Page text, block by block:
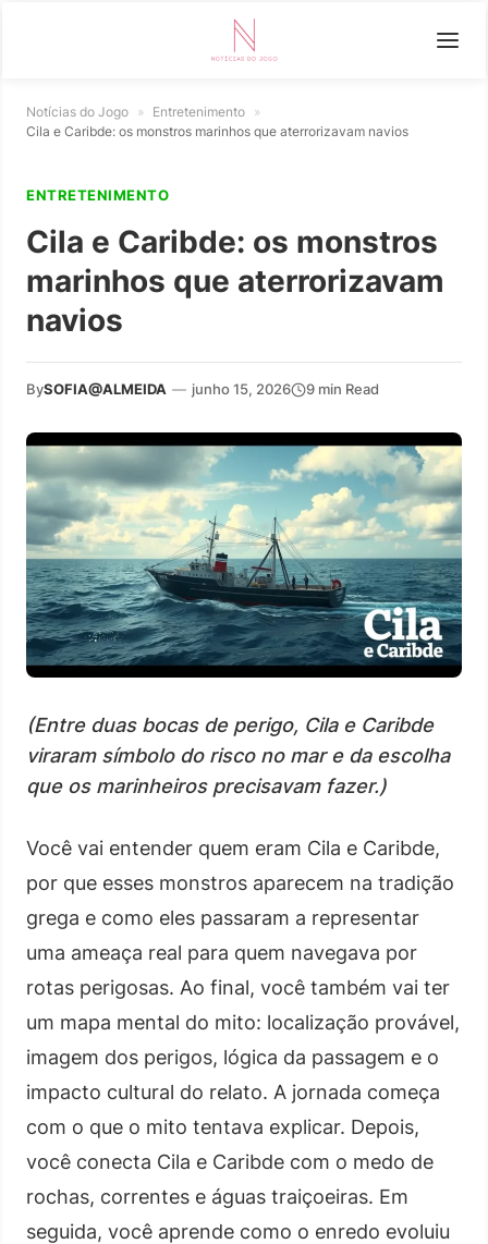
Notícias do Jogo » Entretenimento »
Cila e Caribde: os monstros marinhos que aterrorizavam navios
ENTRETENIMENTO
Cila e Caribde: os monstros
marinhos que aterrorizavam
navios
BySOFIA@ALMEIDA — junho 15, 2026 9 min Read
(Entre duas bocas de perigo, Cila e Caribde
viraram símbolo do risco no mar e da escolha
que os marinheiros precisavam fazer.)
Você vai entender quem eram Cila e Caribde,
por que esses monstros aparecem na tradição
grega e como eles passaram a representar
uma ameaça real para quem navegava por
rotas perigosas. Ao final, você também vai ter
um mapa mental do mito: localização provável,
imagem dos perigos, lógica da passagem e o
impacto cultural do relato. A jornada começa
com o que o mito tentava explicar. Depois,
você conecta Cila e Caribde com o medo de
rochas, correntes e águas traiçoeiras. Em
seguida, você aprende como o enredo evoluiu